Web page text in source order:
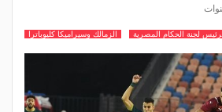
رئيس لجنة الحكام المصرية الزمالك وسيراميكا كليوباترا